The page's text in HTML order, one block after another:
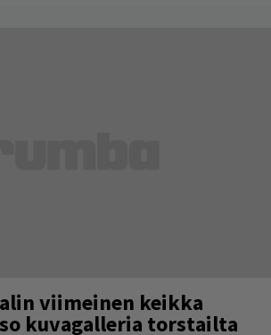
viimeinen keikka
kuvagalleria torstailta